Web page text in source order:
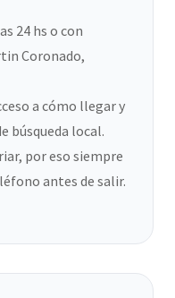
24 hs o con
Coronado,
a cómo llegar y
búsqueda local.
por eso siempre
antes de salir.